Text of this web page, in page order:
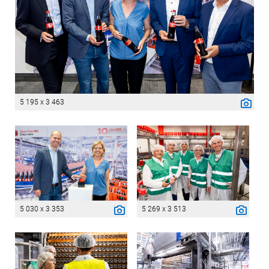
5 195 x 3 463
5 030 x 3 353 5 269 x 3 513